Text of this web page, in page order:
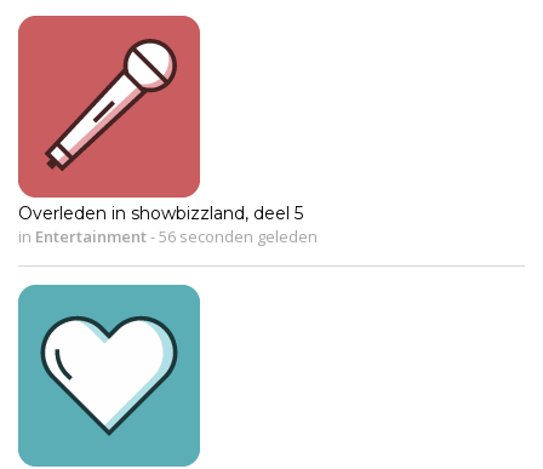
Overleden in showbizzland, deel 5
in Entertainment-56 seconden geleden